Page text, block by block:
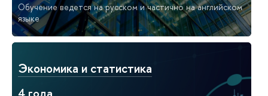
Обучение ведется на русском и частично на английском
языке
Экономика и статистика
4 года